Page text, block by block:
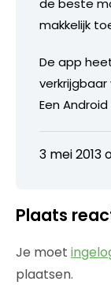
de beste
makkelijk
De app
verkrijgbaar
Een
3 mei 2013
Plaats
Je moet
plaatsen.